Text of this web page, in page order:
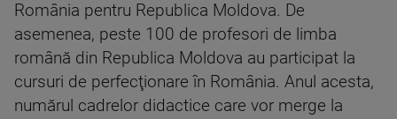
România pentru Republica Moldova. De
asemenea, peste 100 de profesori de limba
română din Republica Moldova au participat la
cursuri de perfecţionare în România. Anul acesta,
numărul cadrelor didactice care vor merge la